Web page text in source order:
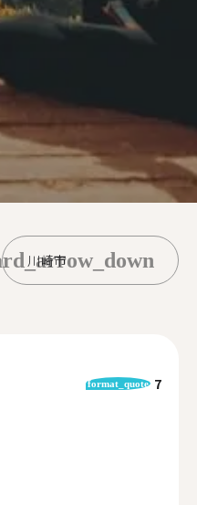
川崎市
format_quote 7